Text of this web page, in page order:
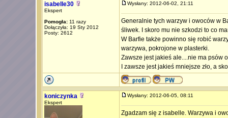
isabelle30
Ekspert
Pomogła:11 razy
Dołączyła: 19 Sty 2012
Posty: 2612
Wysłany: 2012-06-02, 21:11
Generalnie tych warzyw i owoców w
śliwek. I skoro mu nie szkodzi to co
W Barfie także powinno się robić
warzywa, pokrojone w plasterki.
Zawsze jest jakieś ale....nie ma psów
I zawsze jest jakieś mniejsze zło, a
koniczynka
Ekspert
Wysłany: 2012-06-05, 08:11
Zgadzam się z isabelle. Warzywa i